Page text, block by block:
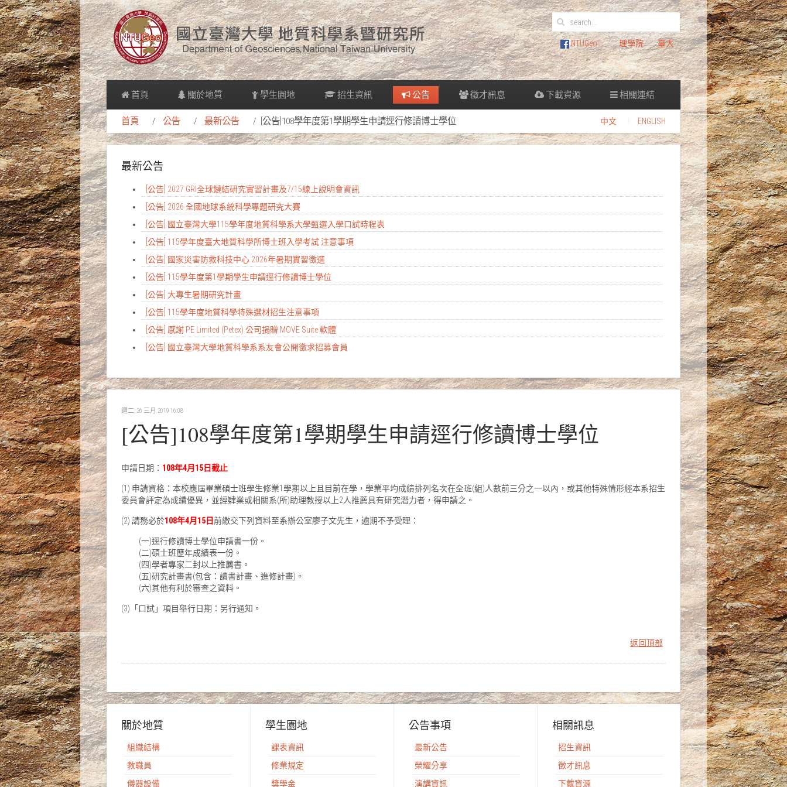
NTUGeo 理學院 臺大
首頁 關於地質 學生園地 招生資訊 公告 徵才訊息 下載資源 相關連結
首頁 公告 最新公告 [公告]108學年度第1學期學生申請逕行修讀博士學位 中文 ENGLISH
最新公告
[公告] 2027 GRI全球鏈結研究實習計畫及7/15線上說明會資訊
[公告] 2026 全國地球系統科學專題研究大賽
[公告] 國立臺灣大學115學年度地質科學系大學甄選入學口試時程表
[公告] 115學年度臺大地質科學所博士班入學考試 注意事項
[公告] 國家災害防救科技中心 2026年暑期實習徵選
[公告] 115學年度第1學期學生申請逕行修讀博士學位
[公告] 大專生暑期研究計畫
[公告] 115學年度地質科學特殊選材招生注意事項
[公告] 感謝 PE Limited (Petex) 公司捐贈 MOVE Suite 軟體
[公告] 國立臺灣大學地質科學系系友會公開徵求招募會員
週二, 26 三月 2019 16:08
[公告]108學年度第1學期學生申請逕行修讀博士學位
申請日期： 108年4月15日截止
(1) 申請資格：本校應屆畢業碩士班學生修業1學期以上且目前在學，學業平均成績排列名次在全班(組)人數前三分之一以內，或其他特殊情形經本系招生
委員會評定為成績優異，並經肄業或相關系(所)助理教授以上2人推薦具有研究潛力者，得申請之。
(2) 請務必於108年4月15日前繳交下列資料至系辦公室廖子文先生，逾期不予受理：
(一)逕行修讀博士學位申請書一份。
(二)碩士班歷年成績表一份。
(四)學者專家二封以上推薦書。
(五)研究計畫書(包含：讀書計畫、進修計畫)。
(六)其他有利於審查之資料。
(3)「口試」項目舉行日期：另行通知。
返回頂部
關於地質
組織結構
教職員
儀器設備
學生園地
課表資訊
修業規定
獎學金
公告事項
最新公告
榮耀分享
演講資訊
相關訊息
招生資訊
徵才訊息
下載資源